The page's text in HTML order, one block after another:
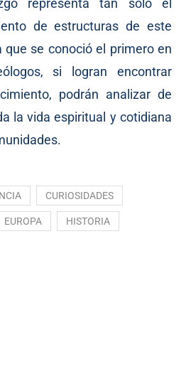
representa tan solo el
de estructuras de este
se conoció el primero en
si logran encontrar
podrán analizar de
la vida espiritual y cotidiana
CURIOSIDADES
EUROPA HISTORIA